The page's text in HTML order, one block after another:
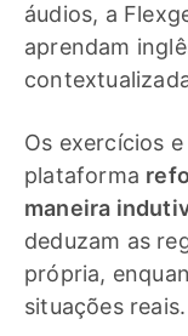
áudios, a
aprendam
Os exercícios
plataforma
maneira
deduzam as
própria,
situações reais.